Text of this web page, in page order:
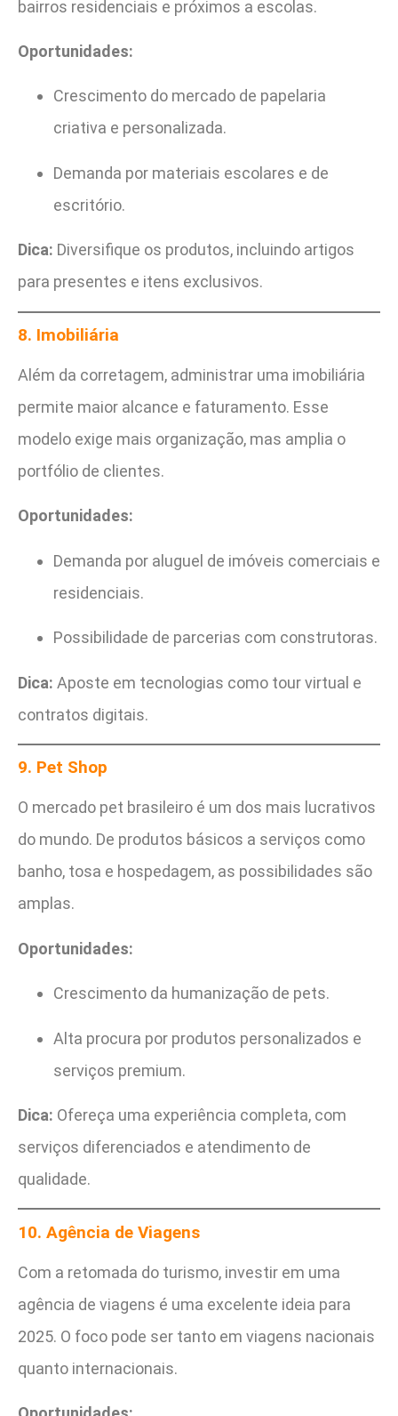
bairros residenciais e próximos a escolas.
Oportunidades:
Crescimento do mercado de papelaria
criativa e personalizada.
Demanda por materiais escolares e de
escritório.
Dica: Diversifique os produtos, incluindo artigos
para presentes e itens exclusivos.
8. Imobiliária
Além da corretagem, administrar uma imobiliária
permite maior alcance e faturamento. Esse
modelo exige mais organização, mas amplia o
portfólio de clientes.
Oportunidades:
Demanda por aluguel de imóveis comerciais e
residenciais.
Possibilidade de parcerias com construtoras.
Dica: Aposte em tecnologias como tour virtual e
contratos digitais.
9. Pet Shop
O mercado pet brasileiro é um dos mais lucrativos
do mundo. De produtos básicos a serviços como
banho, tosa e hospedagem, as possibilidades são
amplas.
Oportunidades:
Crescimento da humanização de pets.
Alta procura por produtos personalizados e
serviços premium.
Dica: Ofereça uma experiência completa, com
serviços diferenciados e atendimento de
qualidade.
10. Agência de Viagens
Com a retomada do turismo, investir em uma
agência de viagens é uma excelente ideia para
2025. O foco pode ser tanto em viagens nacionais
quanto internacionais.